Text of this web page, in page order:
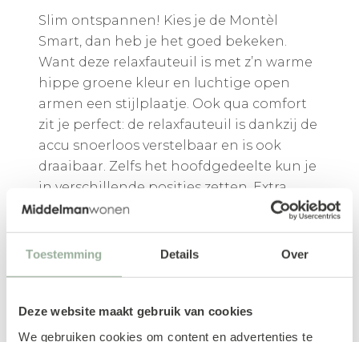
Toestemming Details Over
Deze website maakt gebruik van cookies
We gebruiken cookies om content en advertenties te
Slim ontspannen! Kies je de Montèl
Smart, dan heb je het goed bekeken.
Want deze relaxfauteuil is met z’n warme
hippe groene kleur en luchtige open
armen een stijlplaatje. Ook qua comfort
zit je perfect: de relaxfauteuil is dankzij de
accu snoerloos verstelbaar en is ook
draaibaar. Zelfs het hoofdgedeelte kun je
in verschillende posities zetten. Extra
relaxed: tijdens het verstellen van de rug
bewegen de armleuningen mee. Zo
blijven je armen altijd perfect